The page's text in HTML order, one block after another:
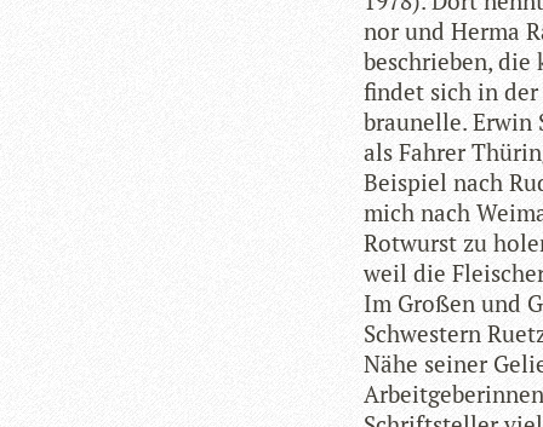
nor und Herma
beschrie­ben, die
fin­det sich in
brau­nelle.
als Fah­rer
Bei­spiel nach
mich nach
Rot­wurst zu
weil die
Im Gro­ßen und
Schwes­tern
Nähe sei­ner